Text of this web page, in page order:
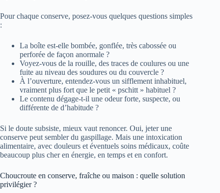
Pour chaque conserve, posez-vous quelques questions simples
:
La boîte est-elle bombée, gonflée, très cabossée ou
perforée de façon anormale ?
Voyez-vous de la rouille, des traces de coulures ou une
fuite au niveau des soudures ou du couvercle ?
À l’ouverture, entendez-vous un sifflement inhabituel,
vraiment plus fort que le petit « pschitt » habituel ?
Le contenu dégage-t-il une odeur forte, suspecte, ou
différente de d’habitude ?
Si le doute subsiste, mieux vaut renoncer. Oui, jeter une
conserve peut sembler du gaspillage. Mais une intoxication
alimentaire, avec douleurs et éventuels soins médicaux, coûte
beaucoup plus cher en énergie, en temps et en confort.
Choucroute en conserve, fraîche ou maison : quelle solution
privilégier ?